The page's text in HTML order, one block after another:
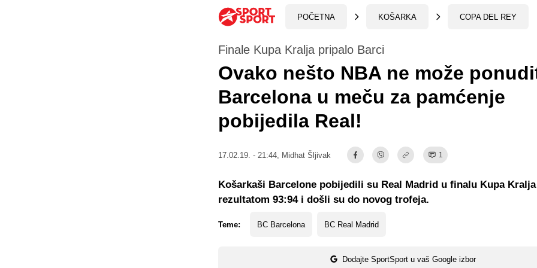
POČETNA KOŠARKA COPA DEL REY
Finale Kupa Kralja pripalo Barci
Ovako nešto NBA ne može
Barcelona u meču za pamćenje
pobijedila Real!
17.02.19. - 21:44, Midhat Šljivak 1
Teme: BC Barcelona BC Real Madrid
Dodajte SportSport u vaš Google izbor
Košarkaši Barcelone pobijedili su Real Madrid u finalu Kupa Kralja
rezultatom 93:94 i došli su do novog trofeja.